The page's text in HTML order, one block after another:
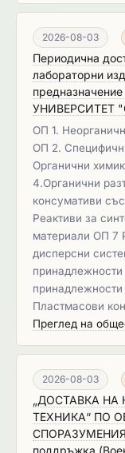
2026-08-03
Периодична
лабораторни
УНИВЕРСИТЕТ
ОП 1.
ОП 2.
Органични
4.Органични
консумативи
Реактиви за
материали ОП 7
дисперсни
Пластмасови
Преглед на
2026-08-03
„ДОСТАВКА НА
ТЕХНИКА“ ПО
СПОРАЗУМЕНИЯ
поддръжка